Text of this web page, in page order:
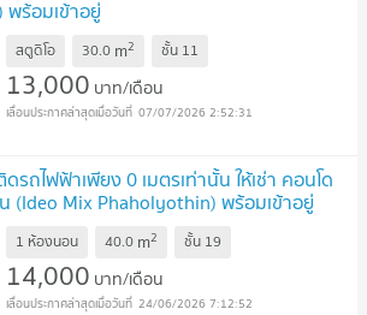
ร้อมเข้าอยู่
สตูดิโอ 30.0 m2 ชั้น 11
13,000 บาท/เดือน
07/07/2026 2:52:31
รถไฟฟ้าเพียง 0 เมตรเท่านั้น ให้เช่า คอนโด
(Ideo Mix Phaholyothin) พร้อมเข้าอยู่
1 ห้องนอน 40.0 m2 ชั้น 19
14,000 บาท/เดือน
24/06/2026 7:12:52